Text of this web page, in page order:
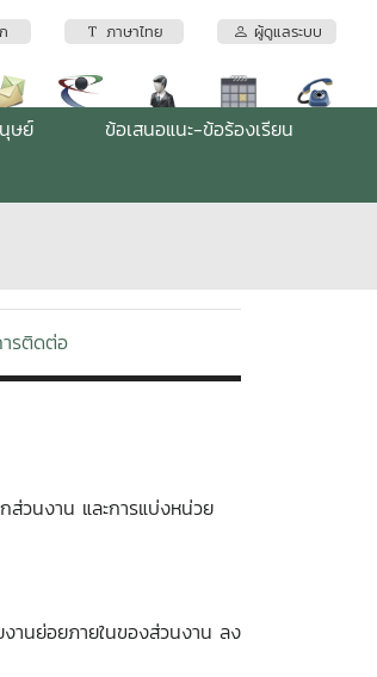
ภาษาไทย ผู้ดูแลระบบ
ษย์
ข้อเสนอแนะ-ข้อร้องเรียน
รติดต่อ
วนงาน และการแบ่งหน่วย
านย่อยภายในของส่วนงาน ลง